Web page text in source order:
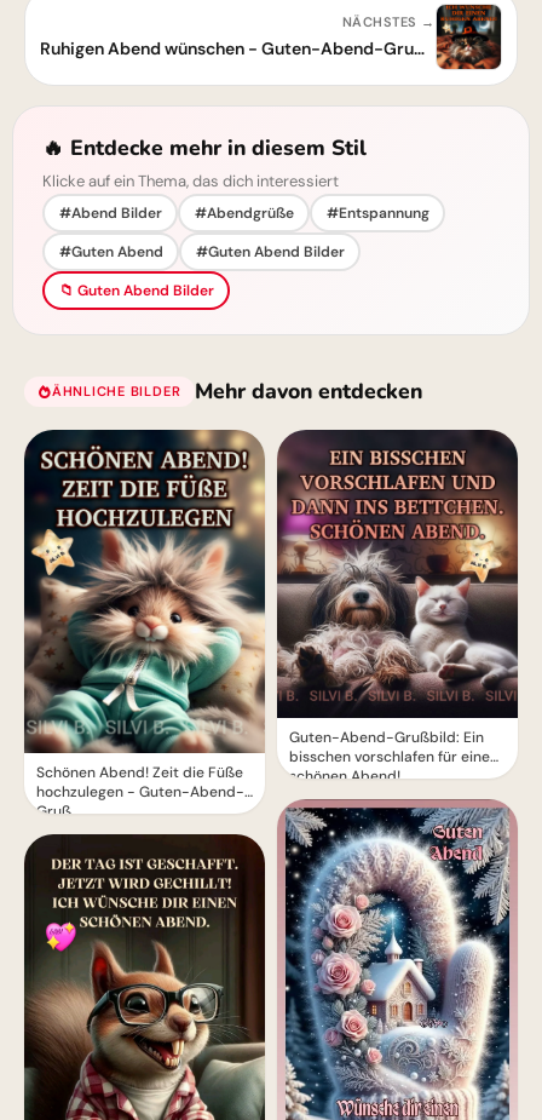
NÄCHSTES →
Ruhigen Abend wünschen - Guten-Abend-Grußbild
🔥 Entdecke mehr in diesem Stil
Klicke auf ein Thema, das dich interessiert
#Abend Bilder #Abendgrüße
#Entspannung
#Guten Abend
#Guten Abend Bilder
📁 Guten Abend Bilder
ÄHNLICHE BILDER Mehr davon entdecken
Schönen Abend! Zeit die Füße
hochzulegen - Guten-Abend-
Gruß
Guten-Abend-Grußbild: Ein
bisschen vorschlafen für einen
schönen Abend!